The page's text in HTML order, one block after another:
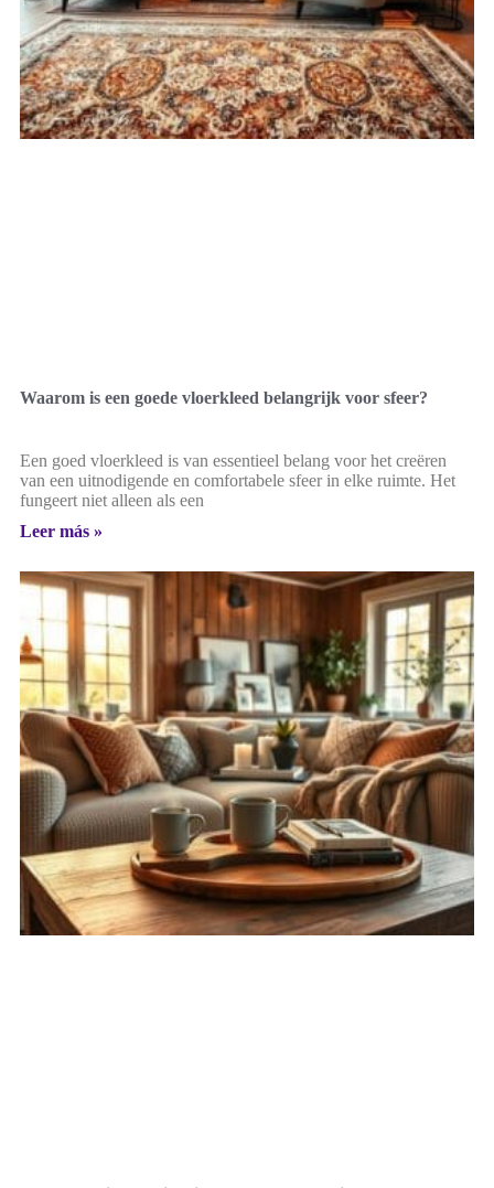
Waarom is een goede vloerkleed belangrijk voor sfeer?
Een goed vloerkleed is van essentieel belang voor het creëren
van een uitnodigende en comfortabele sfeer in elke ruimte. Het
fungeert niet alleen als een
Leer más »